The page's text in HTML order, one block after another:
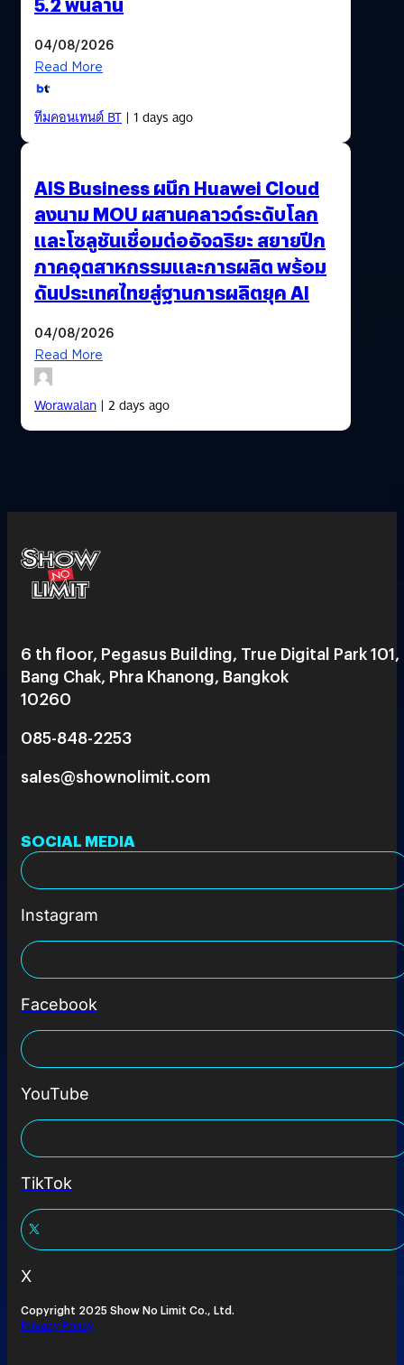
04/08/2026
Read More
ทีมคอนเทนต์ BT| 1 days ago
AIS Business ผนึก Huawei Cloud
ลงนาม MOU ผสานคลาวด์ระดับโลก
และโซลูชันเชื่อมต่ออัจฉริยะ สยายปีก
ภาคอุตสาหกรรมและการผลิต พร้อม
ดันประเทศไทยสู่ฐานการผลิตยุค AI
04/08/2026
Read More
Worawalan| 2 days ago
6 th floor, Pegasus Building, True Digital Park 101,
Bang Chak, Phra Khanong, Bangkok
10260
085-848-2253
sales@shownolimit.com
SOCIAL MEDIA
Instagram
Facebook
YouTube
TikTok
X
Copyright 2025 Show No Limit Co., Ltd.
Privacy Policy